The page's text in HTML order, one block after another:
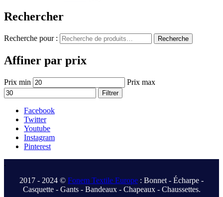
Rechercher
Recherche pour : Recherche
Affiner par prix
Prix min Prix max
Filtrer
Facebook
Twitter
Youtube
Instagram
Pinterest
.
2017 - 2024 © Fonem Textile Europe : Bonnet - Écharpe -
Casquette - Gants - Bandeaux - Chapeaux - Chaussettes.